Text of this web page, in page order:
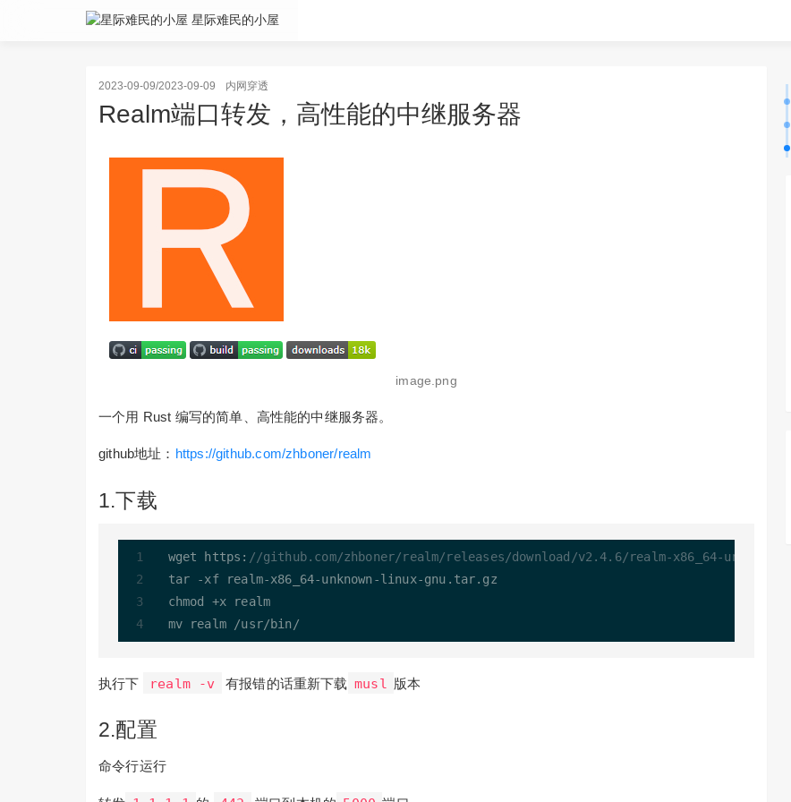
星际难民的小屋
2023-09-09/2023-09-09 内网穿透
Realm端口转发，高性能的中继服务器
image.png
一个用 Rust 编写的简单、高性能的中继服务器。
github地址： https://github.com/zhboner/realm
1.下载
wget https: //github.com/zhboner/realm/releases/download/v2.4.6/realm-x86_64-
tar
-xf realm-x86_64-unknown-linux-gnu.tar.gz
chmod +x realm
mv realm
/usr/bin/
执行下 realm -v 有报错的话重新下载 musl 版本
2.配置
命令行运行